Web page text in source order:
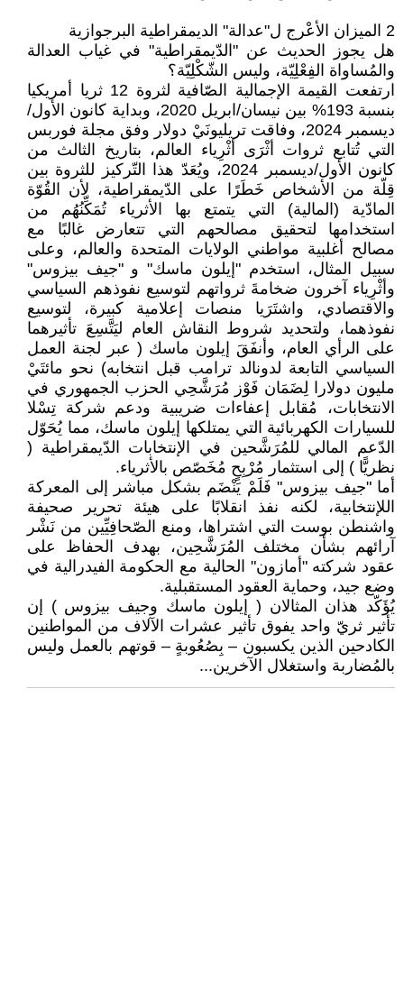
2 الميزان الأعْرج ل"عدالة" الديمقراطية البرجوازية
هل يجوز الحديث عن "الدّيمقراطية" في غياب العدالة
والمُساواة الفِعْلِيّة، وليس الشّكْلِيّة؟
ارتفعت القيمة الإجمالية الصّافية لثروة 12 ثريا أمريكيا
بنسبة 193% بين نيسان/ابريل 2020، وبداية كانون الأول/
ديسمبر 2024، وفاقت تريليونَيْ دولار وفق مجلة فوربس
التي تُتابع ثروات أثْرَى أثْرِياء العالم، بتاريخ الثالث من
كانون الأول/ديسمبر 2024، ويُعَدّ هذا التّركيز للثروة بين
قِلّة من الأشخاص خَطَرًا على الدّيمقراطية، لأن القُوّة
المادّية (المالية) التي يتمتع بها الأثرياء تُمَكِّنُهُم من
استخدامها لتحقيق مصالحهم التي تتعارض غالبًا مع
مصالح أغلبية مواطني الولايات المتحدة والعالم، وعلى
سبيل المثال، استخدم "إيلون ماسك" و "جيف بيزوس"
وأثْرِياء آخرون ضخامةَ ثرواتهم لتوسيع نفوذهم السياسي
والاقتصادي، واشتَرَيا منصات إعلامية كبيرة، لتوسيع
نفوذهما، ولتحديد شروط النقاش العام ليَتَّسِعَ تأثيرهما
على الرأي العام، وأنفَقَ إيلون ماسك ( عبر لجنة العمل
السياسي التابعة لدونالد ترامب قبل انتخابه) نحو مائتَيْ
مليون دولارا لِضَمَان فَوْز مُرَشَّحِي الحزب الجمهوري في
الانتخابات، مُقابل إعفاءات ضريبية ودعم شركة تِسْلا
للسيارات الكهربائية التي يمتلكها إيلون ماسك، مما يُحَوّل
الدّعم المالي للمُرَشَّحين في الإنتخابات الدّيمقراطية (
نظريًّا ) إلى استثمار مُرْبِحٍ مُخَصّص بالأثرياء.
أما "جيف بيزوس" فَلَمْ يَنْضَم بشكل مباشر إلى المعركة
اللإنتخابية، لكنه نفذ انقلابًا على هيئة تحرير صحيفة
واشنطن بوست التي اشتراها، ومنع الصّحافِيِّين من نَشْر
آرائهم بشأن مختلف المُرَشَّحِين، بهدف الحفاظ على
عقود شركته "أمازون" الحالية مع الحكومة الفيدرالية في
وضع جيد، وحماية العقود المستقبلية.
يُؤَكّد هذان المثالان ( إيلون ماسك وجيف بيزوس ) إن
تأثير ثريّ واحد يفوق تأثير عشرات الآلاف من المواطنين
الكادحين الذين يكسبون – بِصُعُوبةٍ – قوتهم بالعمل وليس
بالمُضاربة واستغلال الآخرين...